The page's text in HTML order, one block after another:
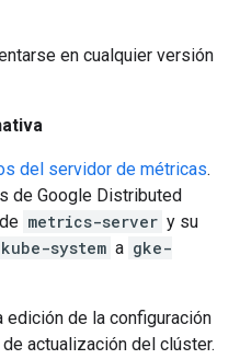
en cualquier versión
del servidor de métricas.
de Google Distributed
metrics-server y su
kube-system a gke-
edición de la configuración
actualización del clúster.